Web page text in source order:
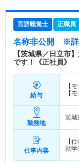
言語聴覚士 正職員
名称非公開 ※詳
【茨城県／日立市
です！《正社員》
給与
【
【
勤務地
茨城
仕事内容
【
就学